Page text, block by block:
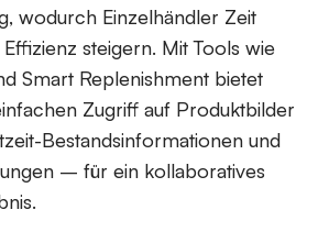
wodurch Einzelhändler Zeit
steigern. Mit Tools wie
Smart Replenishment bietet
Zugriff auf Produktbilder
Bestandsinformationen und
– für ein kollaboratives